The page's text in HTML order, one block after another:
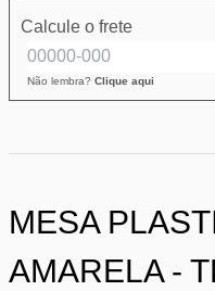
Calcule o frete
Não lembra? Clique aqui
MESA
AMARELA -